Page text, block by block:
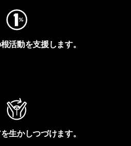
活動を支援します。
生かしつづけます。